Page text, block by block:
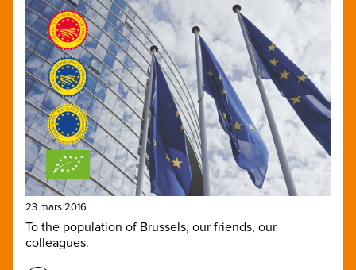
23 mars 2016
To the population of Brussels, our friends, our
colleagues.